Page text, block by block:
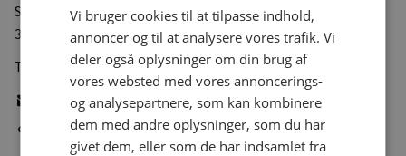
Stenbrudsvej 26
3730 Nexø
Tlf.:
+45 56492721
Skriv e-mail
Gå til pladsens hjemmeside
Vi bruger cookies til at tilpasse indhold,
annoncer og til at analysere vores trafik. Vi
deler også oplysninger om din brug af
vores websted med vores annoncerings-
og analysepartnere, som kan kombinere
dem med andre oplysninger, som du har
givet dem, eller som de har indsamlet fra